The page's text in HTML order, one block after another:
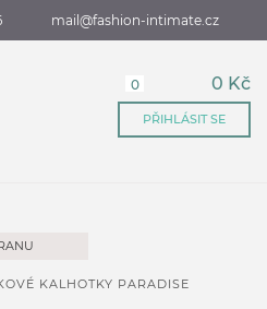
mail@fashion-intimate.cz
0 0 Kč
PŘIHLÁSIT SE
KALHOTKY PARADISE